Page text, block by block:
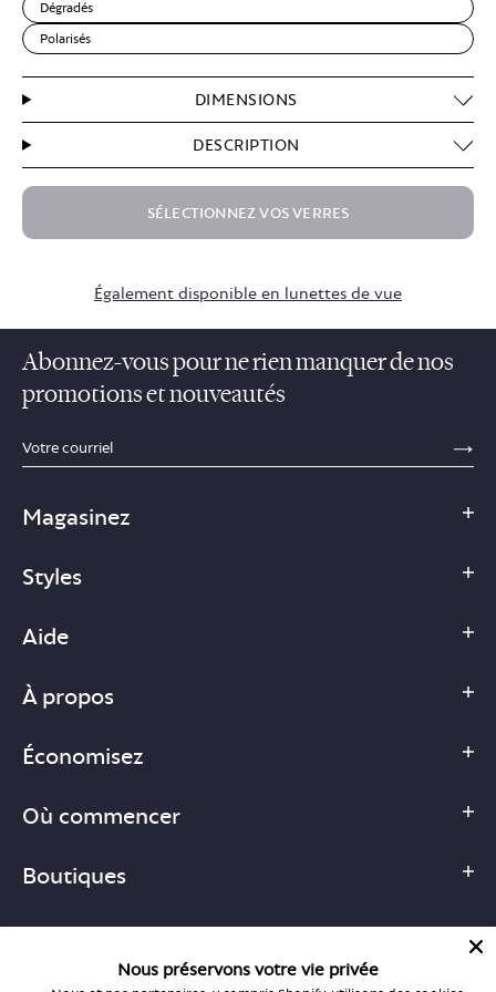
Dégradés
Polarisés
DIMENSIONS
DESCRIPTION
SÉLECTIONNEZ VOS VERRES
Également disponible en lunettes de vue
Abonnez-vous pour ne rien manquer de nos
promotions et nouveautés
sections.footer.email_field_ada_label
Magasinez
Styles
Aide
À propos
Économisez
Où commencer
Boutiques
Nous préservons votre vie privée